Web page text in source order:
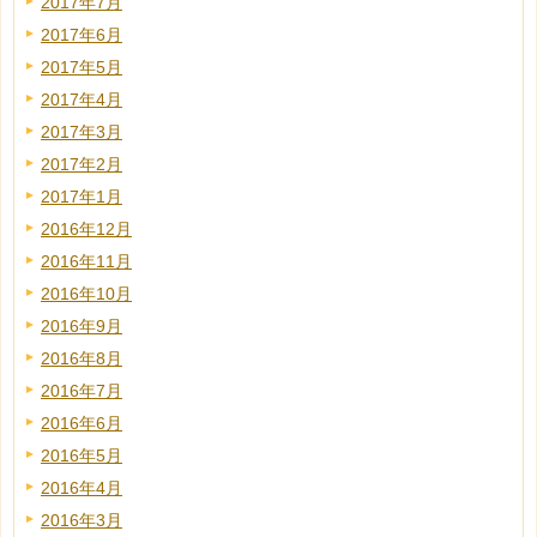
2017年6月
2017年5月
2017年4月
2017年3月
2017年2月
2017年1月
2016年12月
2016年11月
2016年10月
2016年9月
2016年8月
2016年7月
2016年6月
2016年5月
2016年4月
2016年3月